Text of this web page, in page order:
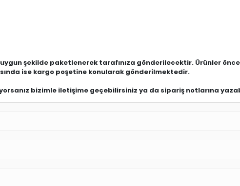
şekilde paketlenerek tarafınıza gönderilecektir. Ürünler
ise kargo poşetine konularak gönderilmektedir.
bizimle iletişime geçebilirsiniz ya da sipariş notlarına